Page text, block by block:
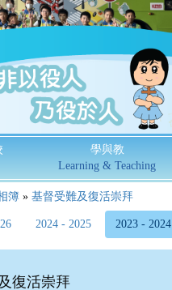
學與教
Learning & Teaching
簿 » 基督受難及復活崇拜
2024 - 2025 2023 - 2024
復活崇拜